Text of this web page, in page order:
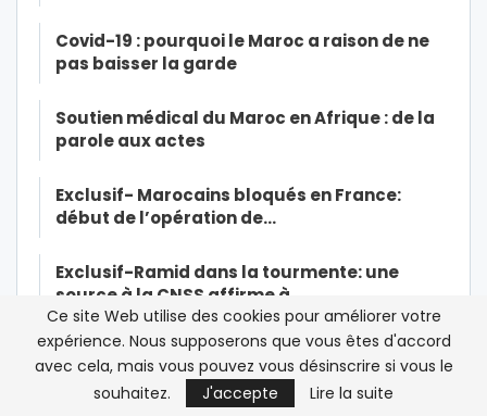
Covid-19 : pourquoi le Maroc a raison de ne
pas baisser la garde
Soutien médical du Maroc en Afrique : de la
parole aux actes
Exclusif- Marocains bloqués en France:
début de l’opération de…
Exclusif-Ramid dans la tourmente: une
source à la CNSS affirme à…
Le roi Mohammed VI opéré du coeur « avec
succès »
Ce site Web utilise des cookies pour améliorer votre
expérience. Nous supposerons que vous êtes d'accord
avec cela, mais vous pouvez vous désinscrire si vous le
souhaitez.
J'accepte Lire la suite